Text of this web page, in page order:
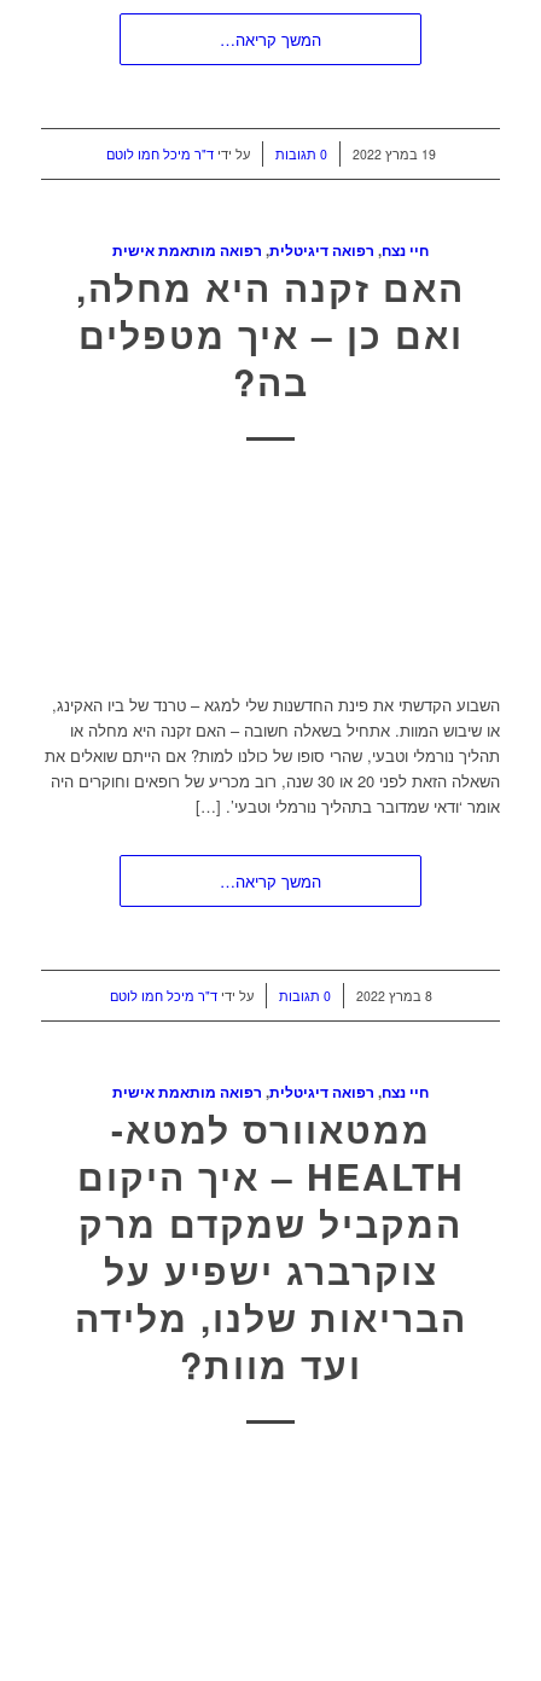
המשך קריאה…
19 במרץ 2022 / 0 תגובות על ידיד"ר מיכל חמו לוטם
חיי נצח, רפואה דיגיטלית, רפואה מותאמת אישית
האם זקנה היא מחלה,
ואם כן – איך מטפלים
בה?
השבוע הקדשתי את פינת החדשנות שלי למגא – טרנד של ביו האקינג,
או שיבוש המוות. אתחיל בשאלה חשובה – האם זקנה היא מחלה או
תהליך נורמלי וטבעי, שהרי סופו של כולנו למות? אם הייתם שואלים את
השאלה הזאת לפני 20 או 30 שנה, רוב מכריע של רופאים וחוקרים היה
אומר ‘ודאי שמדובר בתהליך נורמלי וטבעי’. […]
המשך קריאה…
8 במרץ 2022 / 0 תגובות על ידיד"ר מיכל חמו לוטם
חיי נצח, רפואה דיגיטלית, רפואה מותאמת אישית
ממטאוורס למטא-
HEALTH – איך היקום
המקביל שמקדם מרק
צוקרברג ישפיע על
הבריאות שלנו, מלידה
ועד מוות?